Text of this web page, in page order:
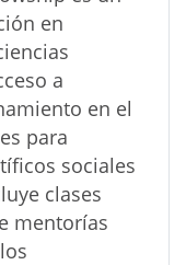
en
a
en el
para
sociales
clases
mentorías